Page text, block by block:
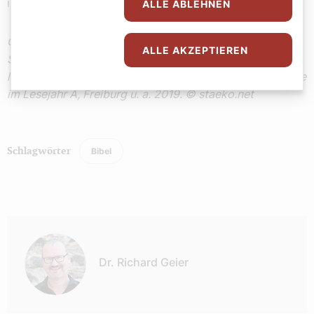
Quelle: Lektionar für die Bistümer des deutschen
Sprachgebiets. Authentische Ausgabe für den
liturgischen Gebrauch. Band I: Die Sonntage und Festtage
im Lesejahr A, Freiburg u. a. 2019. © staeko.net
Schlagwörter Bibel
Dr. Richard Geier
ALLE ABLEHNEN
ALLE AKZEPTIEREN